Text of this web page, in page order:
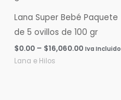
Lana Super Bebé Paquete
de 5 ovillos de 100 gr
$0.00 – $16,060.00
$16,060.00
Iva Incluido
Lana e Hilos